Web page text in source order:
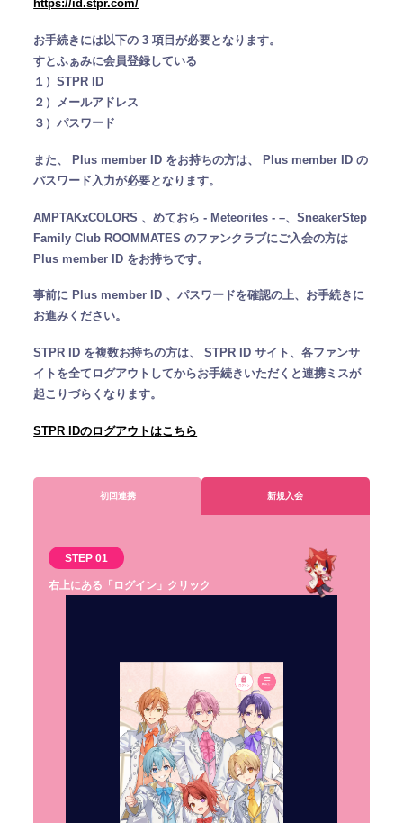
https://id.stpr.com/
お手続きには以下の 3 項目が必要となります。
すとふぁみに会員登録している
１）STPR ID
２）メールアドレス
３）パスワード
また、 Plus member ID をお持ちの方は、 Plus member ID の
パスワード入力が必要となります。
AMPTAKxCOLORS 、めておら - Meteorites - –、SneakerStep
Family Club ROOMMATES のファンクラブにご入会の方は
Plus member ID をお持ちです。
事前に Plus member ID 、パスワードを確認の上、お手続きに
お進みください。
STPR ID を複数お持ちの方は、 STPR ID サイト、各ファンサ
イトを全てログアウトしてからお手続きいただくと連携ミスが
起こりづらくなります。
STPR IDのログアウトはこちら
初回連携 新規入会
STEP 01
右上にある「ログイン」クリック